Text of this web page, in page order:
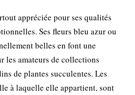
appréciée pour ses qualités
Ses fleurs bleu azur ou
belles en font une
les amateurs de collections
de plantes succulentes. Les
à laquelle elle appartient, sont